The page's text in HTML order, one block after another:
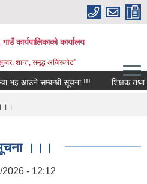
कार्यपालिकाको कार्यालय
शान्त, समृद्ध अजिरकोट"
आउने सम्बन्धी सूचना !!! शिक्षक तथा
।।।
- 12:12